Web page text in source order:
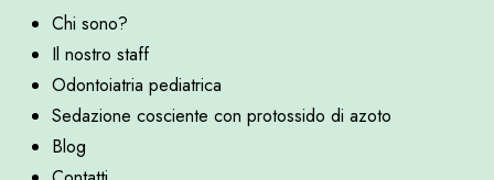
Chi sono?
Il nostro staff
Odontoiatria pediatrica
Sedazione cosciente con protossido di azoto
Blog